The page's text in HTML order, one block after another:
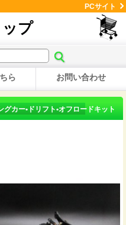
PCサイト
プ
ら お問い合わせ
グカー•ドリフト•オフロードキット